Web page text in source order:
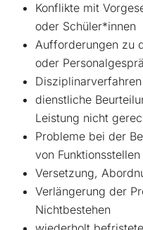
Konflikte mit
oder Schüler*innen
Aufforderungen zu
oder
Disziplinarverfahren
dienstliche
Leistung nicht
Probleme bei der
von Funktionsstellen
Versetzung,
Verlängerung der
Nichtbestehen